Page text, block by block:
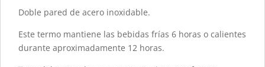
Doble pared de acero inoxidable.
Este termo mantiene las bebidas frías 6 horas o calientes
durante aproximadamente 12 horas.